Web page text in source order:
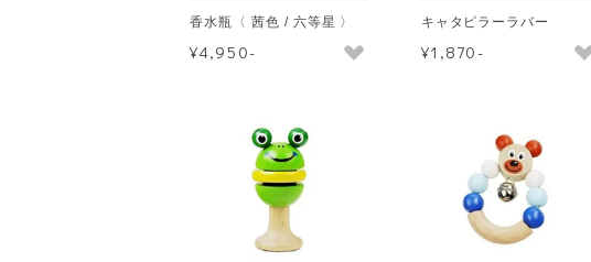
香水瓶〈 茜色 / 六等星 〉
¥4,950-
キャタピラーラバー
¥1,870-